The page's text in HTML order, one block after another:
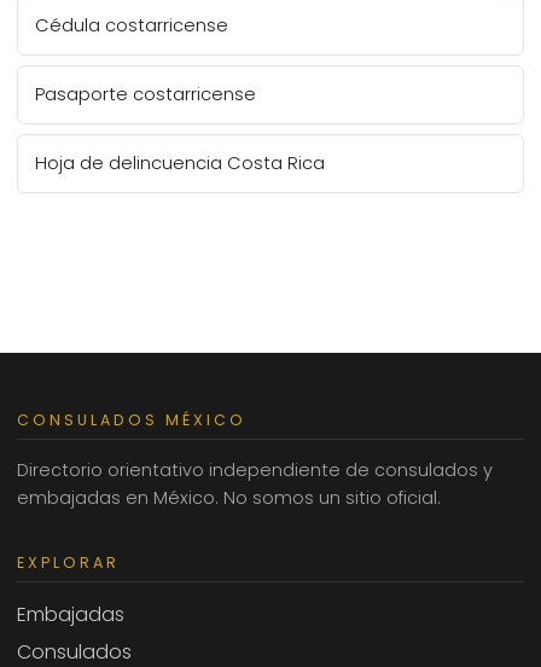
Cédula costarricense
Pasaporte costarricense
Hoja de delincuencia Costa Rica
CONSULADOS MÉXICO
Directorio orientativo independiente de consulados y
embajadas en México. No somos un sitio oficial.
EXPLORAR
Embajadas
Consulados